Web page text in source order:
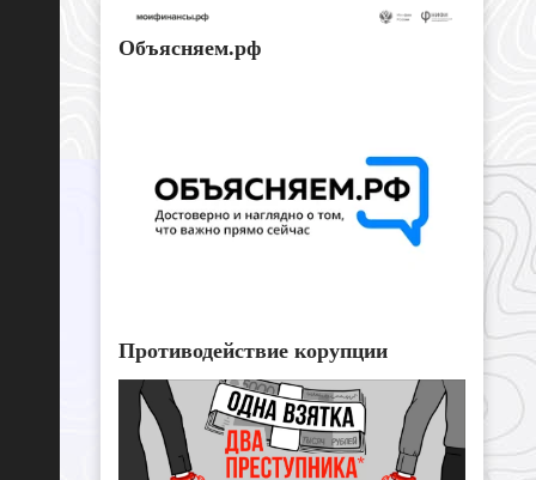
Объясняем.рф
Противодействие корупции